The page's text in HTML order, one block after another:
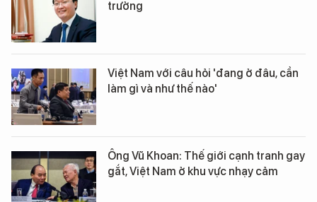
trưởng
Việt Nam với câu hỏi 'đang ở đâu, cần
làm gì và như thế nào'
Ông Vũ Khoan: Thế giới cạnh tranh gay
gắt, Việt Nam ở khu vực nhạy cảm